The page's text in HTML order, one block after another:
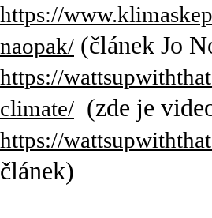
https://
naopak/ (článek Jo
https://
climate/ (zde je
https://
článek)